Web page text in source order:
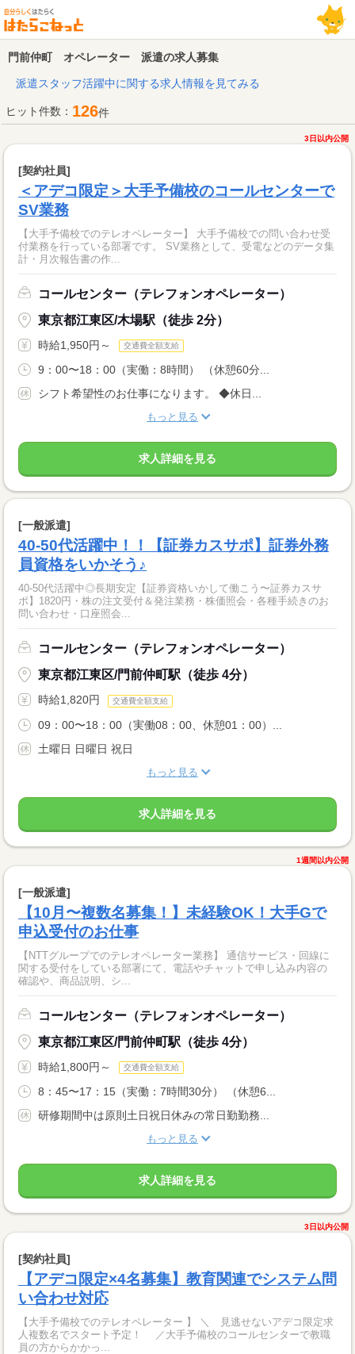
門前仲町 オペレーター 派遣の求人募集
派遣スタッフ活躍中に関する求人情報を見てみる
ヒット件数： 126件
3日以内公開
[契約社員]
＜アデコ限定＞大手予備校のコールセンターで
SV業務
【大手予備校でのテレオペレーター】 大手予備校での問い合わせ受
付業務を行っている部署です。 SV業務として、受電などのデータ集
計・月次報告書の作...
コールセンター（テレフォンオペレーター）
東京都江東区/木場駅（徒歩 2分）
時給1,950円～ 交通費全額支給
9：00〜18：00（実働：8時間） （休憩60分...
シフト希望性のお仕事になります。 ◆休日...
もっと見る
求人詳細を見る
[一般派遣]
40-50代活躍中！！【証券カスサポ】証券外務
員資格をいかそう♪
40-50代活躍中◎長期安定【証券資格いかして働こう〜証券カスサ
ポ】1820円・株の注文受付＆発注業務・株価照会・各種手続きのお
問い合わせ・口座照会...
コールセンター（テレフォンオペレーター）
東京都江東区/門前仲町駅（徒歩 4分）
時給1,820円 交通費全額支給
09：00〜18：00（実働08：00、休憩01：00）...
土曜日 日曜日 祝日
もっと見る
求人詳細を見る
1週間以内公開
[一般派遣]
【10月〜複数名募集！】未経験OK！大手Gで
申込受付のお仕事
【NTTグループでのテレオペレーター業務】 通信サービス・回線に
関する受付をしている部署にて、電話やチャットで申し込み内容の
確認や、商品説明、シ...
コールセンター（テレフォンオペレーター）
東京都江東区/門前仲町駅（徒歩 4分）
時給1,800円～ 交通費全額支給
8：45〜17：15（実働：7時間30分） （休憩6...
研修期間中は原則土日祝日休みの常日勤勤務...
もっと見る
求人詳細を見る
3日以内公開
[契約社員]
【アデコ限定×4名募集】教育関連でシステム問
い合わせ対応
【大手予備校でのテレオペレーター 】 ＼ 見逃せないアデコ限定求
人複数名でスタート予定！ ／大手予備校のコールセンターで教職
員の方からかかっ...